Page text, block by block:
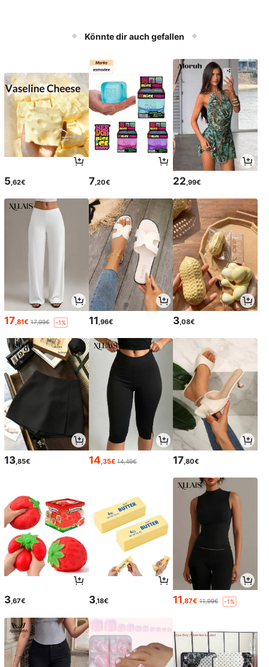
Könnte dir auch gefallen
5 ,62€ 7 ,20€ 22 ,99€
17,81€ 17,99€ -1% 11,96€ 3,08€
13,85€ 14,35€ 14,49€ 17,80€
3,67€ 3,18€ 11,87€ 11,99€ -1%